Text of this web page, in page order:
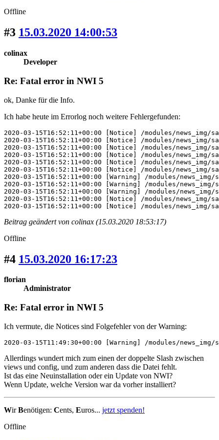
Offline
#3 15.03.2020 14:00:53
colinax
Developer
Re: Fatal error in NWI 5
ok, Danke für die Info.
Ich habe heute im Errorlog noch weitere Fehlergefunden:
2020-03-15T16:52:11+00:00 [Notice] /modules/
2020-03-15T16:52:11+00:00 [Notice] /modules/
2020-03-15T16:52:11+00:00 [Notice] /modules/
2020-03-15T16:52:11+00:00 [Notice] /modules/
2020-03-15T16:52:11+00:00 [Notice] /modules/
2020-03-15T16:52:11+00:00 [Notice] /modules/
2020-03-15T16:52:11+00:00 [Warning] /modules/
2020-03-15T16:52:11+00:00 [Warning] /modules/
2020-03-15T16:52:11+00:00 [Warning] /modules/
2020-03-15T16:52:11+00:00 [Notice] /modules/
2020-03-15T16:52:11+00:00 [Notice] /modules/
Beitrag geändert von colinax (15.03.2020 18:53:17)
Offline
#4 15.03.2020 16:17:23
florian
Administrator
Re: Fatal error in NWI 5
Ich vermute, die Notices sind Folgefehler von der Warning:
2020-03-15T11:49:30+00:00 [Warning] /modules/
Allerdings wundert mich zum einen der doppelte Slash zwischen
views und config, und zum anderen dass die Datei fehlt.
Ist das eine Neuinstallation oder ein Update von NWI?
Wenn Update, welche Version war da vorher installiert?
WirBenötigen: Cents, Euros... jetzt spenden!
Offline